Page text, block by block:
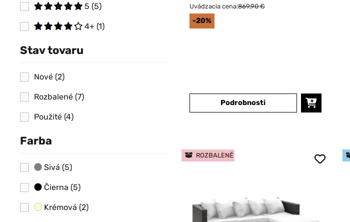
5 (5)
4+ (1)
Stav tovaru
Nové (2)
Rozbalené (7)
Použité (4)
Farba
Sivá (5)
Čierna (5)
Krémová (2)
Uvádzacia cena:869,90 €
-20%
Podrobnosti
ROZBALENÉ